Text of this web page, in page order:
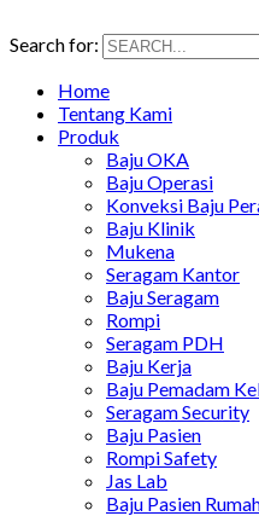
Search for:
Home
Tentang Kami
Produk
Baju OKA
Baju Operasi
Konveksi Baju
Baju Klinik
Mukena
Seragam Kantor
Baju Seragam
Rompi
Seragam PDH
Baju Kerja
Baju Pemadam
Seragam Security
Baju Pasien
Rompi Safety
Jas Lab
Baju Pasien